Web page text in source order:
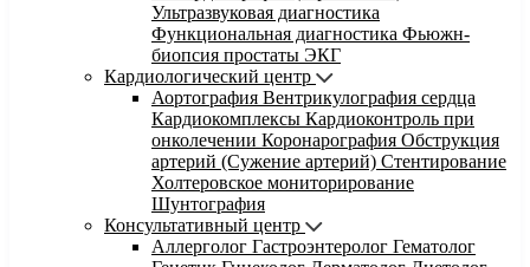
Ультразвуковая диагностика
Функциональная диагностика Фьюжн-
биопсия простаты ЭКГ
Кардиологический центр
Аортография Вентрикулография сердца
Кардиокомплексы Кардиоконтроль при
онколечении Коронарография Обструкция
артерий (Сужение артерий) Стентирование
Холтеровское мониторирование
Шунтография
Консультативный центр
Аллерголог Гастроэнтеролог Гематолог